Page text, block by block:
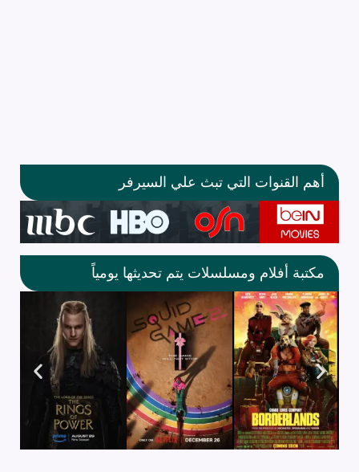
أهم القنوات التي تبث علي السيرفر
مكتبة أفلام ومسلسلات يتم تحديثها يومياً